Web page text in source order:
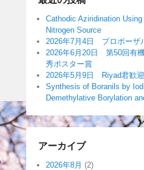
Cathodic Aziridination
Nitrogen Source
2026年7月4日 プロポーザ
2026年6月20日 第50回有
秀ポスター賞
2026年5月9日 Riyad君歓
Synthesis of Boranils by
Demethylative Borylation
アーカイブ
2026年8月 (2)